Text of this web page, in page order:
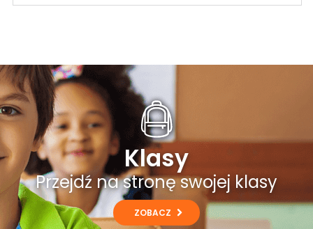
Klasy
Przejdź na stronę swojej klasy
ZOBACZ